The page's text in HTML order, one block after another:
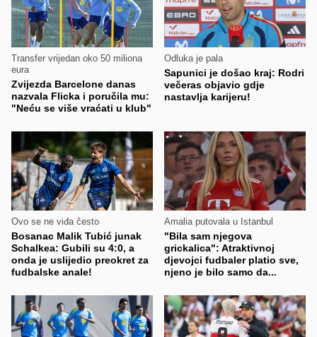
Transfer vrijedan oko 50 miliona
eura
Zvijezda Barcelone danas
nazvala Flicka i poručila mu:
"Neću se više vraćati u klub"
Odluka je pala
Sapunici je došao kraj: Rodri
večeras objavio gdje
nastavlja karijeru!
Ovo se ne viđa često
Bosanac Malik Tubić junak
Schalkea: Gubili su 4:0, a
onda je uslijedio preokret za
fudbalske anale!
Amalia putovala u Istanbul
"Bila sam njegova
grickalica": Atraktivnoj
djevojci fudbaler platio sve,
njeno je bilo samo da...